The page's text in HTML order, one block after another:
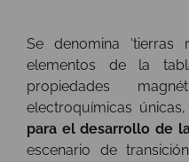
Se denomina
elementos de la
propiedades
electroquímicas
para el desarrollo de
escenario de